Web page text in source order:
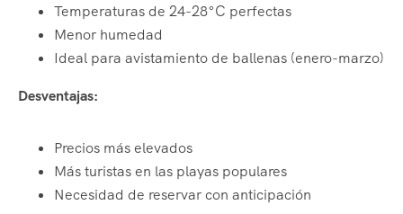
Temperaturas de 24-28°C perfectas
Menor humedad
Ideal para avistamiento de ballenas (enero-marzo)
Desventajas:
Precios más elevados
Más turistas en las playas populares
Necesidad de reservar con anticipación